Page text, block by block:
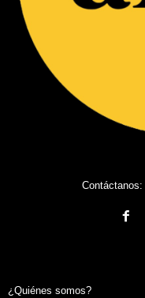
Contáctanos:
¿Quiénes somos?